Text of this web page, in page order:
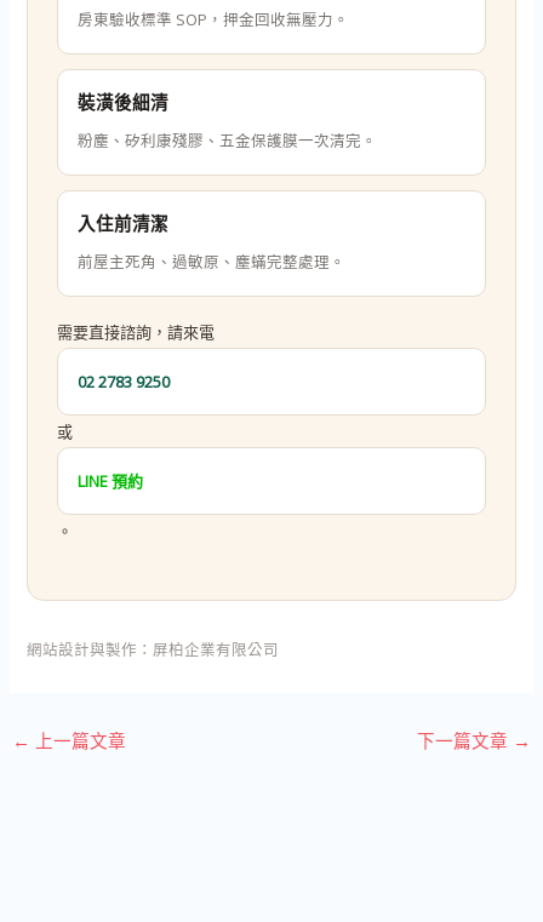
房東驗收標準 SOP，押金回收無壓力。
裝潢後細清
粉塵、矽利康殘膠、五金保護膜一次清完。
入住前清潔
前屋主死角、過敏原、塵蟎完整處理。
需要直接諮詢，請來電
02 2783 9250
或
LINE 預約
。
網站設計與製作： 屏柏企業有限公司
← 上一篇文章 下一篇文章 →